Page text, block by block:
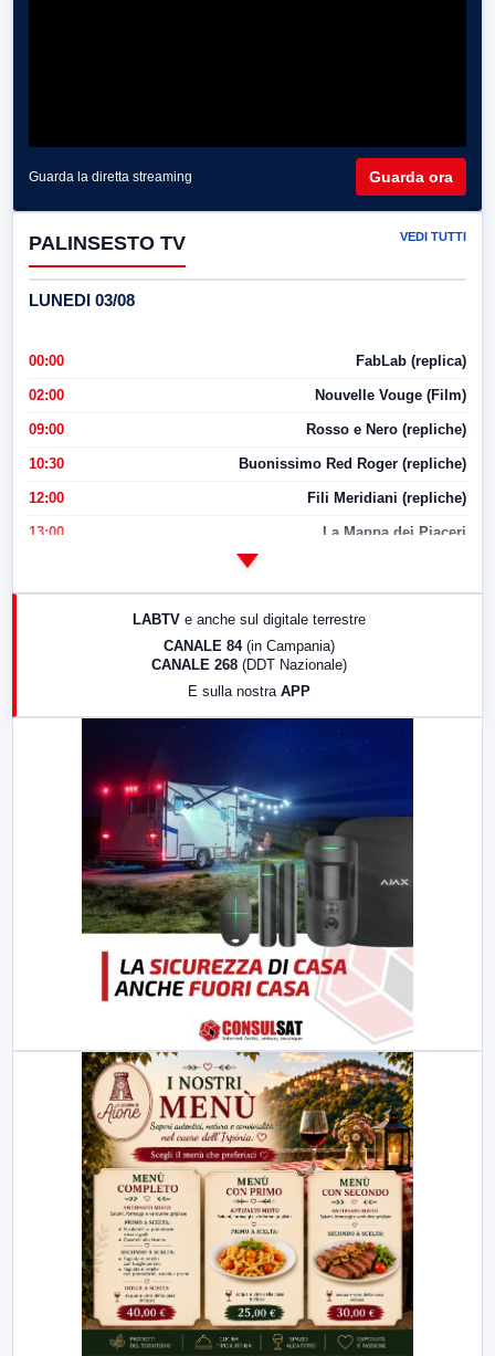
Guarda la diretta streaming Guarda ora
PALINSESTO TV VEDI TUTTI
LUNEDI 03/08
00:00 FabLab (replica)
02:00 Nouvelle Vouge (Film)
09:00 Rosso e Nero (repliche)
10:30 Buonissimo Red Roger (repliche)
12:00 Fili Meridiani (repliche)
13:00 La Mappa dei Piaceri
LABTV e anche sul digitale terrestre
CANALE 84 (in Campania)
CANALE 268 (DDT Nazionale)
E sulla nostra APP